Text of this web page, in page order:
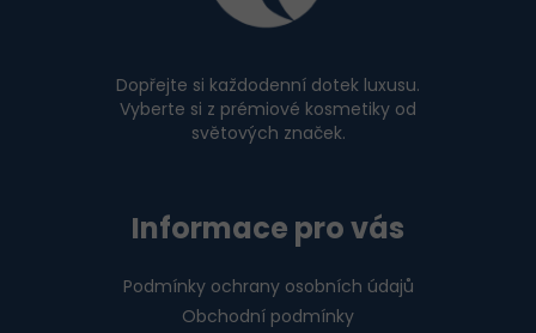
Dopřejte si každodenní dotek luxusu.
Vyberte si z prémiové kosmetiky od
světových značek.
Informace pro vás
Podmínky ochrany osobních údajů
Obchodní podmínky